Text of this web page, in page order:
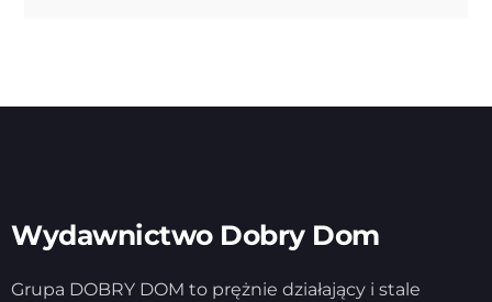
Wydawnictwo Dobry Dom
Grupa DOBRY DOM to prężnie działający i stale